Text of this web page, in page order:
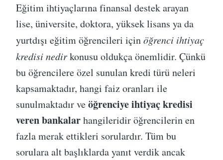
Eğitim ihtiyaçlarına finansal destek arayan
lise, üniversite, doktora, yüksek lisans ya da
yurtdışı eğitim öğrencileri içinöğrenci ihtiyaç
kredisi nedirkonusu oldukça önemlidir. Çünkü
bu öğrencilere özel sunulan kredi türü neleri
kapsamaktadır, hangi faiz oranları ile
sunulmaktadır veöğrenciye ihtiyaç kredisi
veren bankalarhangileridir öğrencilerin en
fazla merak ettikleri sorulardır. Tüm bu
sorulara alt başlıklarda yanıt verdik ancak